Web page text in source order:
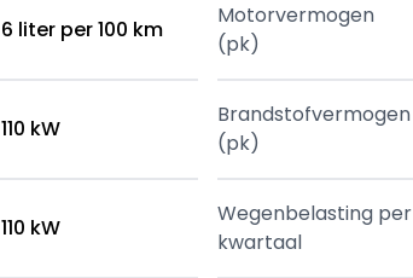
6 liter per 100 km
Motorvermogen
(pk)
110 kW
Brandstofvermogen
(pk)
110 kW
Wegenbelasting per
kwartaal